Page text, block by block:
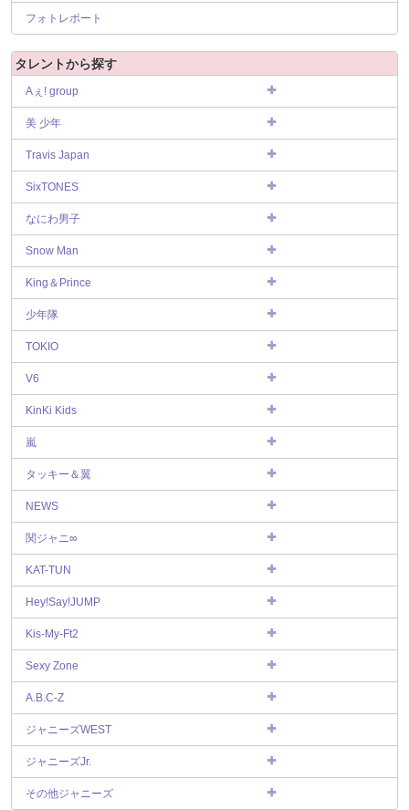
フォトレポート
タレントから探す
Aぇ! group
美 少年
Travis Japan
SixTONES
なにわ男子
Snow Man
King＆Prince
少年隊
TOKIO
V6
KinKi Kids
嵐
タッキー＆翼
NEWS
関ジャニ∞
KAT-TUN
Hey!Say!JUMP
Kis-My-Ft2
Sexy Zone
A.B.C-Z
ジャニーズWEST
ジャニーズJr.
その他ジャニーズ